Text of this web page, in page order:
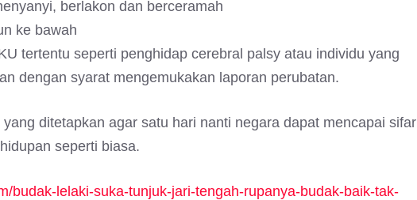
berlakon dan berceramah
ke bawah
tertentu seperti penghidap cerebral palsy atau individu yang
dengan syarat mengemukakan laporan perubatan.
ditetapkan agar satu hari nanti negara dapat mencapai sifar
seperti biasa.
budak-lelaki-suka-tunjuk-jari-tengah-rupanya-budak-baik-tak-